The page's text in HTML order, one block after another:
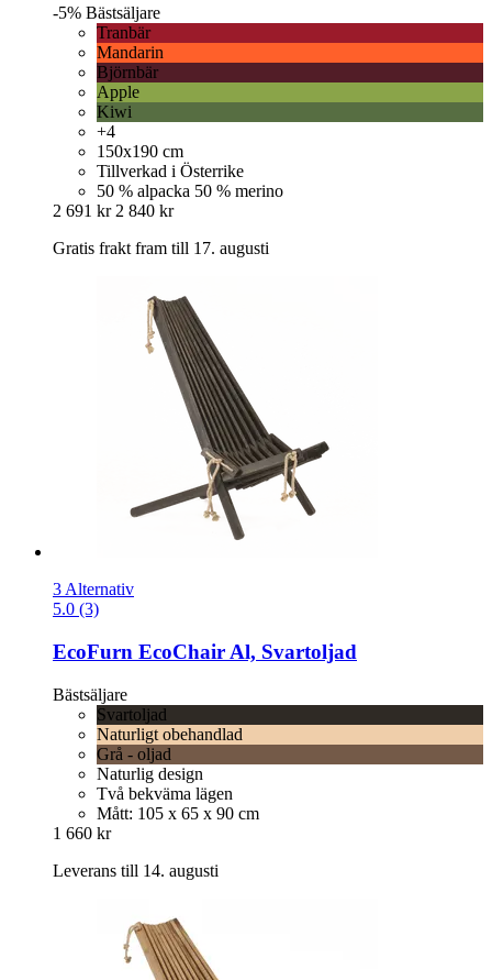
-5% Bästsäljare
Tranbär
Mandarin
Björnbär
Apple
Kiwi
+4
150x190 cm
Tillverkad i Österrike
50 % alpacka 50 % merino
2 691 kr 2 840 kr
Gratis frakt fram till 17. augusti
3 Alternativ
5.0 (3)
EcoFurn EcoChair Al, Svartoljad
Bästsäljare
Svartoljad
Naturligt obehandlad
Grå - oljad
Naturlig design
Två bekväma lägen
Mått: 105 x 65 x 90 cm
1 660 kr
Leverans till 14. augusti